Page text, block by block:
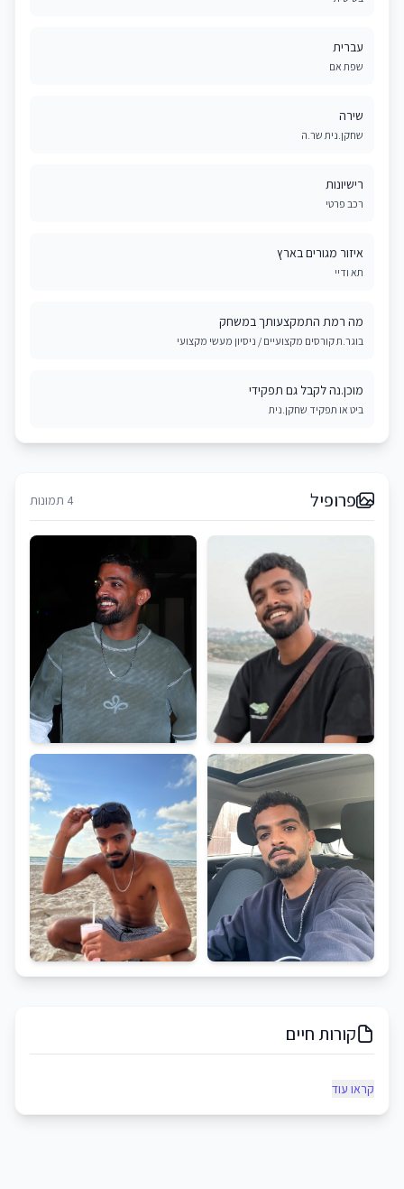
עברית
שפת אם
שירה
שחקן.נית שר.ה
רישיונות
רכב פרטי
איזור מגורים בארץ
תא ודיי
מה רמת התמקצעותך במשחק
בוגר.ת קורסים מקצועיים / ניסיון מעשי מקצועי
מוכן.נה לקבל גם תפקידי
ביט או תפקיד שחקן.נית
פרופיל 4 תמונות
קורות חיים
קראו עוד